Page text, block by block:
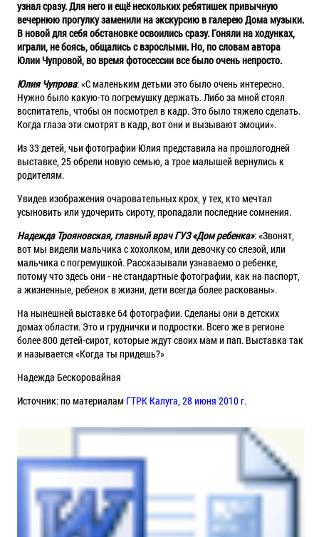
узнал сразу. Для него и ещё нескольких ребятишек привычную
вечернюю прогулку заменили на экскурсию в галерею Дома музыки.
В новой для себя обстановке освоились сразу. Гоняли на ходунках,
играли, не боясь, общались с взрослыми. Но, по словам автора
Юлии Чупровой, во время фотосессии все было очень непросто.
Юлия Чупрова: «С маленьким детьми это было очень интересно.
Нужно было какую-то погремушку держать. Либо за мной стоял
воспитатель, чтобы он посмотрел в кадр. Это было тяжело сделать.
Когда глаза эти смотрят в кадр, вот они и вызывают эмоции».
Из 33 детей, чьи фотографии Юлия представила на прошлогодней
выставке, 25 обрели новую семью, а трое малышей вернулись к
родителям.
Увидев изображения очаровательных крох, у тех, кто мечтал
усыновить или удочерить сироту, пропадали последние сомнения.
Надежда Трояновская, главный врач ГУЗ «Дом ребенка»: «Звонят,
вот мы видели мальчика с хохолком, или девочку со слезой, или
мальчика с погремушкой. Рассказывали узнаваемо о ребенке,
потому что здесь они - не стандартные фотографии, как на паспорт,
а жизненные, ребенок в жизни, дети всегда более раскованы».
На нынешней выставке 64 фотографии. Сделаны они в детских
домах области. Это и груднички и подростки. Всего же в регионе
более 800 детей-сирот, которые ждут своих мам и пап. Выставка так
и называется «Когда ты придешь?»
Надежда Бескоровайная
Источник: по материалам ГТРК Калуга, 28 июня 2010 г.